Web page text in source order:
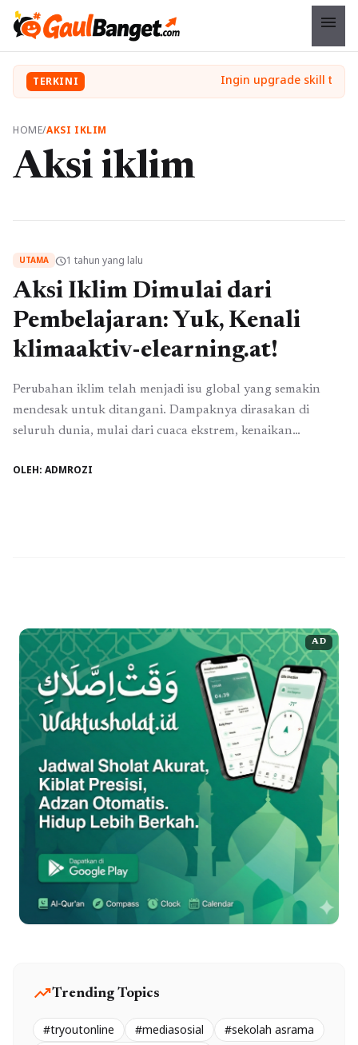
menu
TERKINI
HOME/AKSI IKLIM
Aksi iklim
UTAMA schedule1 tahun yang lalu
Aksi Iklim Dimulai dari
Pembelajaran: Yuk, Kenali
klimaaktiv-elearning.at!
Perubahan iklim telah menjadi isu global yang semakin
mendesak untuk ditangani. Dampaknya dirasakan di
seluruh dunia, mulai dari cuaca ekstrem, kenaikan
keanekaragaman hayati. Namun, salah satu tantangan
OLEH: ADMROZI
AD
trending_upTrending Topics
#tryoutonline #mediasosial
#sekolah asrama